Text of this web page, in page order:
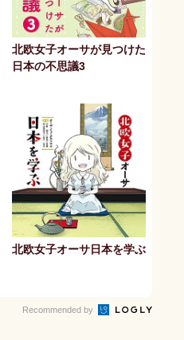
北欧女子オーサが見つけた
日本の不思議3
北欧女子オーサ日本を学ぶ
Recommended by